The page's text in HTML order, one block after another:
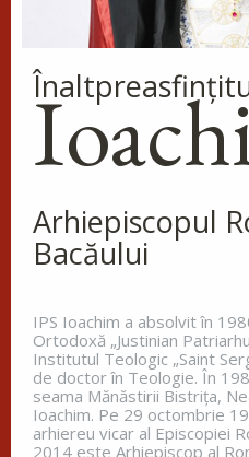
Maicii
văzut o lumină care
lumină venea de la o
Fraților, vă îndemn,
Hristos și
împreună cu mine,
Arhiepiscopul
Bacăului
IPS Ioachim a absolvit în
Ortodoxă „Justinian
Institutul Teologic „Saint
de doctor în Teologie. În
seama Mănăstirii Bistriţa,
Ioachim. Pe 29 octombrie
arhiereu vicar al Episcopiei
2014 este Arhiepiscop al